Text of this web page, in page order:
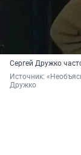
Сергей Дружко
Источник:
Дружко